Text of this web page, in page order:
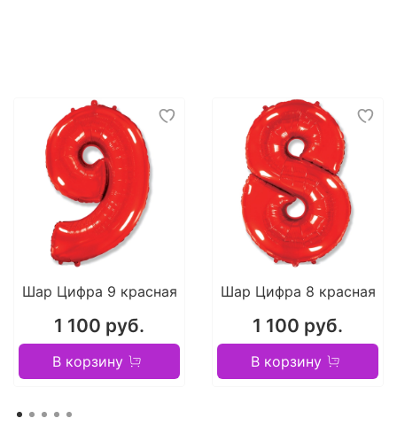
Шар Цифра 9 красная
1 100 руб.
В корзину
Шар Цифра 8 красная
1 100 руб.
В корзину